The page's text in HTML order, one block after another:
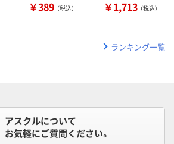
￥389 （税込） ￥1,713 （税込）
ランキング一覧
アスクルについて
お気軽にご質問ください。